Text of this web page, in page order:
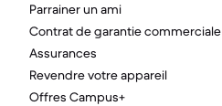
Parrainer un ami
Contrat de garantie commerciale
Assurances
Revendre votre appareil
Offres Campus+